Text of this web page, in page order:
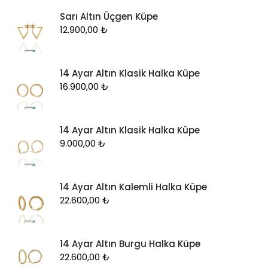
Sarı Altın Üçgen Küpe
12.900,00 ₺
14 Ayar Altın Klasik Halka Küpe
16.900,00 ₺
14 Ayar Altın Klasik Halka Küpe
9.000,00 ₺
14 Ayar Altın Kalemli Halka Küpe
22.600,00 ₺
14 Ayar Altın Burgu Halka Küpe
22.600,00 ₺